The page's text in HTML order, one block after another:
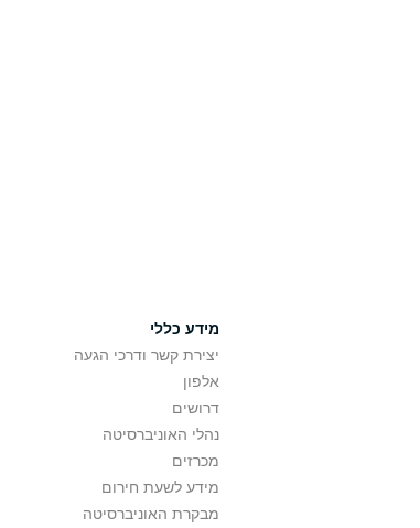
מידע כללי
יצירת קשר ודרכי הגעה
אלפון
דרושים
נהלי האוניברסיטה
מכרזים
מידע לשעת חירום
מבקרת האוניברסיטה